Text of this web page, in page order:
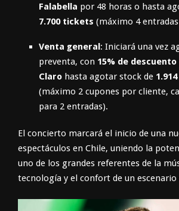
Falabella por 48 horas o hasta
7.700 tickets (máximo 4
Venta general: Iniciará una vez
preventa, con 15% de descuento
Claro hasta agotar stock de
(máximo 2 cupones por cliente,
para 2 entradas).
El concierto marcará el inicio de una
espectáculos en Chile, uniendo la
uno de los grandes referentes de la
tecnología y el confort de un